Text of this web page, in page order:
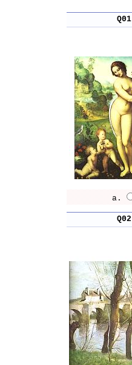
Q01
a.
Q02